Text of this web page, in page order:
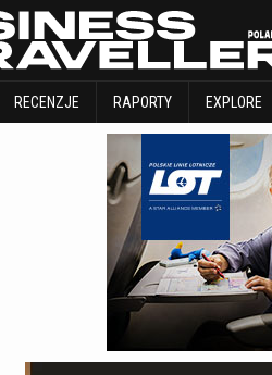
RECENZJE RAPORTY EXPLORE
WIADOMOŚCI RECENZJE